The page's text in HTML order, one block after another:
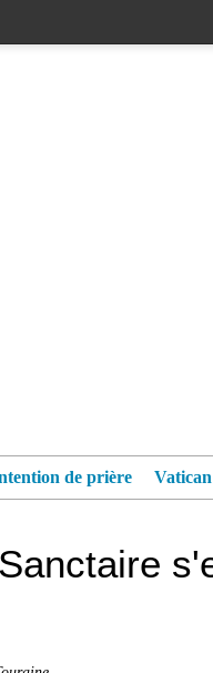
de prière